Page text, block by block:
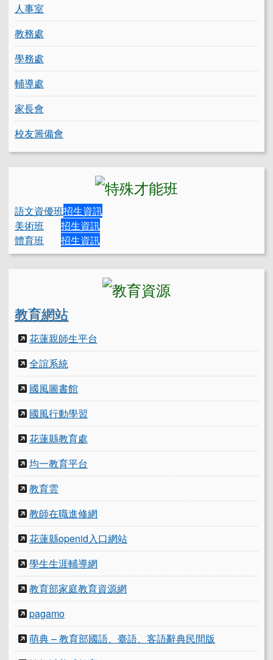
人事室
教務處
學務處
輔導處
家長會
校友籌備會
語文資優班招生資訊
美術班
招生資訊
體育班
招生資訊
教育網站
花蓮親師生平台
全誼系統
國風圖書館
國風行動學習
花蓮縣教育處
均一教育平台
教育雲
教師在職進修網
花蓮縣openid入口網站
學生生涯輔導網
教育部家庭教育資源網
pagamo
萌典 – 教育部國語、臺語、客語辭典民間版